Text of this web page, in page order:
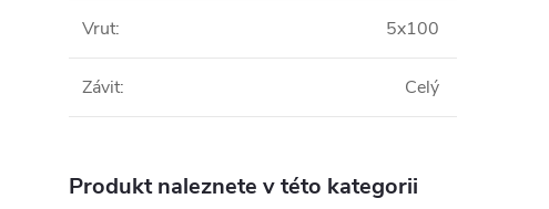
Vrut: 5x100
Závit: Celý
Produkt naleznete v této kategorii